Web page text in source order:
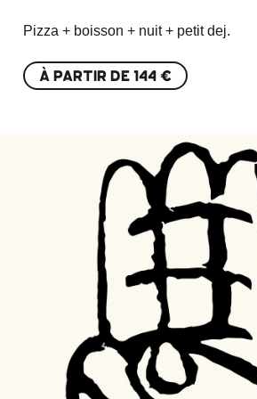
Pizza + boisson + nuit + petit dej.
À PARTIR DE144 €